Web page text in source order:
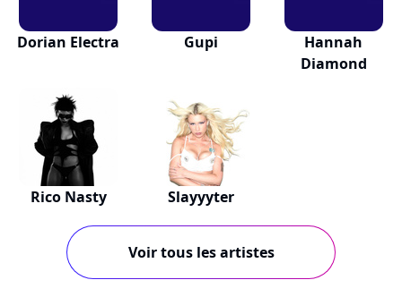
Dorian Electra Gupi
Hannah
Diamond
Rico Nasty Slayyyter
Voir tous les artistes